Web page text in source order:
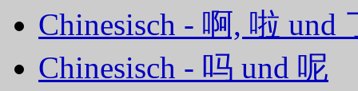
Chinesisch - 啊, 啦 und
Chinesisch - 吗 und 呢